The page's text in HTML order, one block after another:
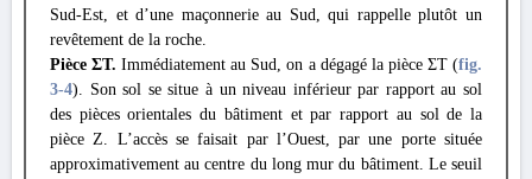
Sud-Est, et d’une maçonnerie au Sud, qui rappelle plutôt un
revêtement de la roche.
PièceΣΤ. Immédiatement au Sud, on a dégagé la pièce ΣΤ (fig.
3-4). Son sol se situe à un niveau inférieur par rapport au sol
des pièces orientales du bâtiment et par rapport au sol de la
pièce Z. L’accès se faisait par l’Ouest, par une porte située
approximativement au centre du long mur du bâtiment. Le seuil